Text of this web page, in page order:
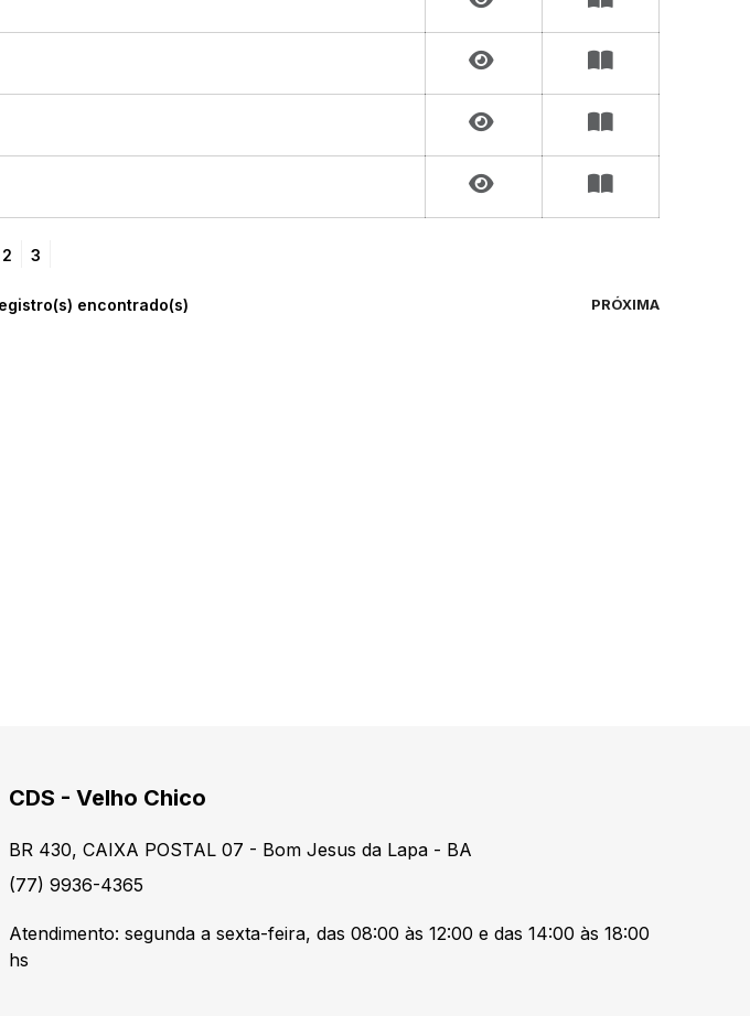
2 3
encontrado(s) PRÓXIMA
CDS - Velho Chico
BR 430, CAIXA POSTAL 07 - Bom Jesus da Lapa - BA
(77) 9936-4365
Atendimento: segunda a sexta-feira, das 08:00 às 12:00 e das 14:00 às 18:00
hs